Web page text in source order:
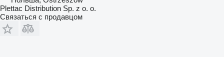
Plettac Distribution Sp. z o. o.
Связаться с продавцом